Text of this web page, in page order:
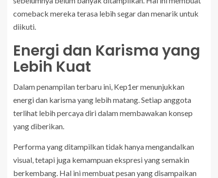
comeback mereka terasa lebih segar dan menarik untuk
diikuti.
Energi dan Karisma yang
Lebih Kuat
Dalam penampilan terbaru ini, Kep1er menunjukkan
energi dan karisma yang lebih matang. Setiap anggota
terlihat lebih percaya diri dalam membawakan konsep
yang diberikan.
Performa yang ditampilkan tidak hanya mengandalkan
visual, tetapi juga kemampuan ekspresi yang semakin
berkembang. Hal ini membuat pesan yang disampaikan